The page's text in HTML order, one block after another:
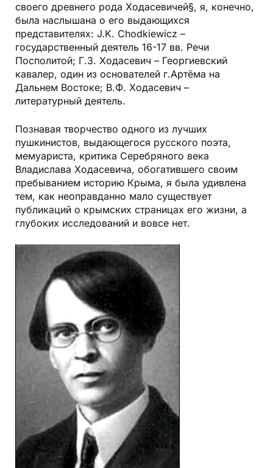
своего древнего рода Ходасевичей§, я, конечно,
была наслышана о его выдающихся
представителях: J.K. Chodkiewicz –
государственный деятель 16-17 вв. Речи
Посполитой; Г.З. Ходасевич – Георгиевский
кавалер, один из основателей г.Артёма на
Дальнем Востоке; В.Ф. Ходасевич –
литературный деятель.
Познавая творчество одного из лучших
пушкинистов, выдающегося русского поэта,
мемуариста, критика Серебряного века
Владислава Ходасевича, обогатившего своим
пребыванием историю Крыма, я была удивлена
тем, как неоправданно мало существует
публикаций о крымских страницах его жизни, а
глубоких исследований и вовсе нет.